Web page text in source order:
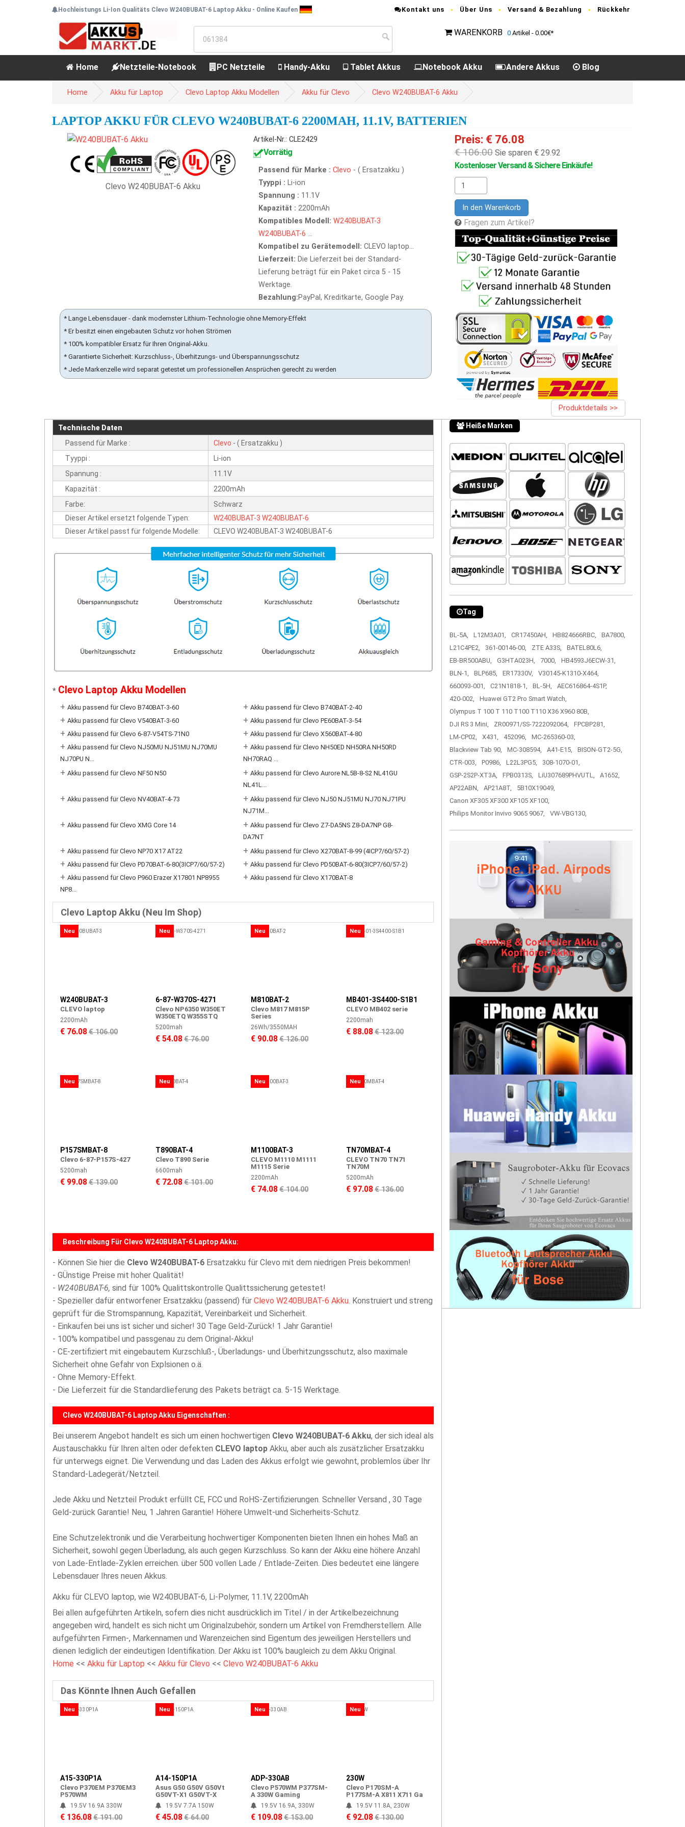
Hochleistungs Li-Ion Qualitäts Clevo W240BUBAT-6 Laptop Akku - Online Kaufen Kontakt uns Über Uns Versand & Bezahlung Rückkehr
WARENKORB 0 Artikel - 0.00€*
Home Netzteile-Notebook PC Netzteile Handy-Akku Tablet Akkus Notebook Akku Andere Akkus Blog
Home Akku für Laptop Clevo Laptop Akku Modellen Akku für Clevo Clevo W240BUBAT-6 Akku
LAPTOP AKKU FÜR CLEVO W240BUBAT-6 2200MAH, 11.1V, BATTERIEN
Clevo W240BUBAT-6 Akku
Artikel-Nr.: CLE2429
Vorrätig
Passend für Marke : Clevo - ( Ersatzakku )
Tyyppi : Li-ion
Spannung : 11.1V
Kapazität : 2200mAh
Kompatibles Modell: W240BUBAT-3
W240BUBAT-6 ...
Kompatibel zu Gerätemodell: CLEVO laptop...
Lieferzeit: Die Lieferzeit bei der Standard-
Lieferung beträgt für ein Paket circa 5 - 15
Werktage.
Bezahlung:PayPal, Kreditkarte, Google Pay.
* Lange Lebensdauer - dank modernster Lithium-Technologie ohne Memory-Effekt
* Er besitzt einen eingebauten Schutz vor hohen Strömen
* 100% kompatibler Ersatz für Ihren Original-Akku.
* Garantierte Sicherheit: Kurzschluss-, Überhitzungs- und Überspannungsschutz
* Jede Markenzelle wird separat getestet um professionellen Ansprüchen gerecht zu werden
Preis: € 76.08
€ 106.00 Sie sparen € 29.92
Kostenloser Versand & Sichere Einkäufe!
In den Warenkorb
Fragen zum Artikel?
Produktdetails >>
Technische Daten
Passend für Marke :
Clevo - ( Ersatzakku )
Tyyppi :
Li-ion
Spannung :
11.1V
Kapazität :
2200mAh
Farbe:
Schwarz
Dieser Artikel ersetzt folgende Typen:
W240BUBAT-3 W240BUBAT-6
Dieser Artikel passt für folgende Modelle:
CLEVO W240BUBAT-3 W240BUBAT-6
* Clevo Laptop Akku Modellen
+ Akku passend für Clevo B740BAT-3-60 +Akku passend für Clevo B740BAT-2-40
+ Akku passend für Clevo V540BAT-3-60 +Akku passend für Clevo PE60BAT-3-54
+ Akku passend für Clevo 6-87-V54TS-71N0 +Akku passend für Clevo X560BAT-4-80
+ Akku passend für Clevo NJ50MU NJ51MU NJ70MU
NJ70PU N...
+Akku passend für Clevo NH50ED NH50RA NH50RD
NH70RAQ ...
+ Akku passend für Clevo NF50 N50 +Akku passend für Clevo Aurore NL5B-8-S2 NL41GU
NL41L...
+ Akku passend für Clevo NV40BAT-4-73 +Akku passend für Clevo NJ50 NJ51MU NJ70 NJ71PU
NJ71M...
+ Akku passend für Clevo XMG Core 14 +Akku passend für Clevo Z7-DA5NS Z8-DA7NP G8-
DA7NT
+ Akku passend für Clevo NP70 X17 AT22 +Akku passend für Clevo X270BAT-8-99 (4ICP7/60/57-2)
+ Akku passend für Clevo PD70BAT-6-80(3ICP7/60/57-2) +Akku passend für Clevo PD50BAT-6-80(3ICP7/60/57-2)
+ Akku passend für Clevo P960 Erazer X17801 NP8955
NP8...
+Akku passend für Clevo X170BAT-8
Clevo Laptop Akku (Neu Im Shop)
Neu
W240BUBAT-3
CLEVO laptop
2200mAh
€ 76.08€ 106.00
Neu
6-87-W370S-4271
Clevo NP6350 W350ET
W350ETQ W355STQ
5200mah
€ 54.08€ 76.00
Neu
M810BAT-2
Clevo M817 M815P
Series
26Wh/3550MAH
€ 90.08€ 126.00
Neu
MB401-3S4400-S1B1
CLEVO MB402 serie
2200mah
€ 88.08€ 123.00
Neu
P157SMBAT-8
Clevo 6-87-P157S-427
5200mah
€ 99.08€ 139.00
Neu
T890BAT-4
Clevo T890 Serie
6600mah
€ 72.08€ 101.00
Neu
M1100BAT-3
CLEVO M1110 M1111
M1115 Serie
2200mAh
€ 74.08€ 104.00
Neu
TN70MBAT-4
CLEVO TN70 TN71
TN70M
5200mAh
€ 97.08€ 136.00
Beschreibung Für Clevo W240BUBAT-6 Laptop Akku:
- Können Sie hier die Clevo W240BUBAT-6 Ersatzakku für Clevo mit dem niedrigen Preis bekommen!
- GÜnstige Preise mit hoher Qualität!
- W240BUBAT-6, sind für 100% Qualittskontrolle Qualittssicherung getestet!
- Spezieller dafür entworfener Ersatzakku (passend) für Clevo W240BUBAT-6 Akku. Konstruiert und streng
geprüft für die Stromspannung, Kapazität, Vereinbarkeit und Sicherheit.
- Einkaufen bei uns ist sicher und sicher! 30 Tage Geld-Zurück! 1 Jahr Garantie!
- 100% kompatibel und passgenau zu dem Original-Akku!
- CE-zertifiziert mit eingebautem Kurzschluß-, Überladungs- und Überhitzungsschutz, also maximale
Sicherheit ohne Gefahr von Explsionen o.ä.
- Ohne Memory-Effekt.
- Die Lieferzeit für die Standardlieferung des Pakets beträgt ca. 5-15 Werktage.
Clevo W240BUBAT-6 Laptop Akku Eigenschaften :
Bei unserem Angebot handelt es sich um einen hochwertigen Clevo W240BUBAT-6 Akku, der sich ideal als
Austauschakku für Ihren alten oder defekten CLEVO laptop Akku, aber auch als zusätzlicher Ersatzakku
für unterwegs eignet. Die Verwendung und das Laden des Akkus erfolgt wie gewohnt, problemlos über Ihr
Standard-Ladegerät/Netzteil.
Jede Akku und Netzteil Produkt erfüllt CE, FCC und RoHS-Zertifizierungen. Schneller Versand , 30 Tage
Geld-zurück Garantie! Neu, 1 Jahren Garantie! Höhere Umwelt-und Sicherheits-Schutz.
Eine Schutzelektronik und die Verarbeitung hochwertiger Komponenten bieten Ihnen ein hohes Maß an
Sicherheit, sowohl gegen Überladung, als auch gegen Kurzschluss. So kann der Akku eine höhere Anzahl
von Lade-Entlade-Zyklen erreichen. über 500 vollen Lade / Entlade-Zeiten. Dies bedeutet eine längere
Lebensdauer Ihres neuen Akkus.
Akku für CLEVO laptop, wie W240BUBAT-6, Li-Polymer, 11.1V, 2200mAh
Bei allen aufgeführten Artikeln, sofern dies nicht ausdrücklich im Titel / in der Artikelbezeichnung
angegeben wird, handelt es sich nicht um Originalzubehör, sondern um Artikel von Fremdherstellern. Alle
aufgeführten Firmen-, Markennamen und Warenzeichen sind Eigentum des jeweiligen Herstellers und
dienen lediglich der eindeutigen Identifikation. Der Akku ist 100% baugleich zu dem Akku Original.
Home << Akku für Laptop << Akku für Clevo << Clevo W240BUBAT-6 Akku
Das Könnte Ihnen Auch Gefallen
Neu
A15-330P1A
Clevo P370EM P370EM3
P570WM
19.5V 16.9A 330W
€ 136.08€ 191.00
Neu
A14-150P1A
Asus G50 G50V G50Vt
G50VT-X1 G50VT-X
19.5V 7.7A 150W
€ 45.08€ 64.00
Neu
ADP-330AB
Clevo P570WM P377SM-
A 330W Gaming
19.5V 16.9A, 330W
€ 109.08€ 153.00
Neu
230W
Clevo P170SM-A
P177SM-A X811 X711 Ga
19.5V 11.8A, 230W
€ 92.08€ 130.00
Heiße Marken
Tag
BL-5A, L12M3A01, CR17450AH, HB824666RBC,
BA7800,
L21C4PE2,
361-00146-00, ZTE A33S,
BATEL80L6,
EB-BR500ABU,
G3HTA023H, 7000,
HB4593J6ECW-31,
BLN-1,
BLP685, ER17330V,
V30145-K1310-X464,
660093-001,
C21N1818-1, BL-5H,
AEC616864-4S1P,
420-002,
Huawei GT2 Pro Smart Watch,
Olympus T 100 T 110 T100 T110 X36 X960 80B,
DJI RS 3 Mini,
ZR00971/SS-7222092064,
FPCBP281,
LM-CP02,
X431, 452096,
MC-265360-03,
Blackview Tab 90,
MC-308594, A41-E15,
BISON-GT2-5G,
CTR-003,
P0986, L22L3PG5,
308-1070-01,
GSP-2S2P-XT3A,
FPB0313S, LiU307689PHVUTL,
A1652,
AP22ABN,
AP21A8T,
5B10X19049,
Canon XF305 XF300 XF105 XF100,
Philips Monitor Invivo 9065 9067,
VW-VBG130,